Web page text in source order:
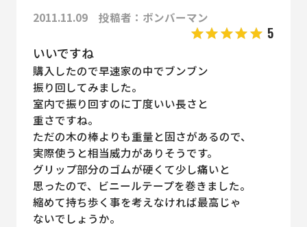
2011.11.09 投稿者：ボンバーマン
5
いいですね
購入したので早速家の中でブンブン
振り回してみました。
室内で振り回すのに丁度いい長さと
重さですね。
ただの木の棒よりも重量と固さがあるので、
実際使うと相当威力がありそうです。
グリップ部分のゴムが硬くて少し痛いと
思ったので、ビニールテープを巻きました。
縮めて持ち歩く事を考えなければ最高じゃ
ないでしょうか。